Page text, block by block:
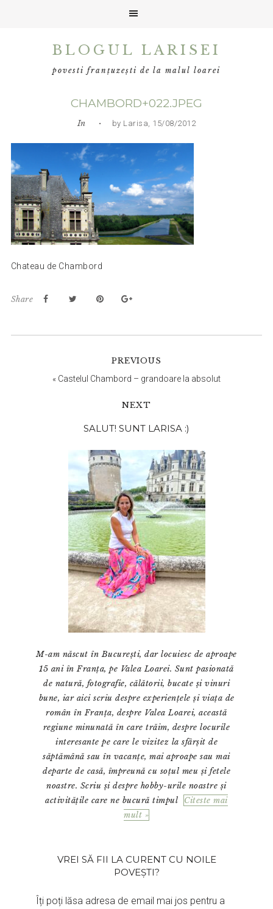
BLOGUL LARISEI
povesti franțuzești de la malul loarei
CHAMBORD+022.JPEG
In • by Larisa, 15/08/2012
Chateau de Chambord
Share
PREVIOUS
« Castelul Chambord – grandoare la absolut
NEXT
principală
SALUT! SUNT LARISA :)
M-am născut în București, dar locuiesc de aproape
15 ani în Franța, pe Valea Loarei. Sunt pasionată
de natură, fotografie, călătorii, bucate și vinuri
bune, iar aici scriu despre experiențele și viața de
român în Franța, despre Valea Loarei, această
regiune minunată în care trăim, despre locurile
interesante pe care le vizitez la sfârșit de
săptămână sau în vacanțe, mai aproape sau mai
departe de casă, împreună cu soțul meu și fetele
noastre. Scriu și despre hobby-urile noastre și
activitățile care ne bucură timpul
Citeste mai
mult »
VREI SĂ FII LA CURENT CU NOILE
POVEȘTI?
Îți poți lăsa adresa de email mai jos pentru a